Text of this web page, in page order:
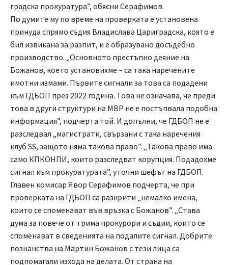
градска прокуратура”, обясни Серафимов.
По думите му по време на проверката е установена
принуда спрямо съдия Владислава Цариградска, която е
бил извикана за разпит, и е образувано досъдебно
производство. „Основното престъпно деяние на
Божанов, което установихме – са така наречените
имотни измами. Първите сигнали за това са подадени
към ГДБОП през 2022 година. Това не означава, че преди
това в други структури на МВР не е постъпвала подобна
информация”, подчерта той. И допълни, че ГДБОП не е
разследвал „магистрати, свързани с така наречения
клуб SS, защото няма такова право”. „Такова право има
само КПКОНПИ, които разследват корупция. Подадохме
сигнал към прокуратурата”, уточни шефът на ГДБОП.
Главен комисар Явор Серафимов подчерта, че при
проверката на ГДБОП са разкрити „немалко имена,
които се споменават във връзка с Божанов”. „Става
дума за повече от трима прокурори и съдии, които се
споменават в сведенията на подалите сигнал. Добрите
познанства на Мартин Божанов с тези лица са
подпомагали изхода на делата. От страна на